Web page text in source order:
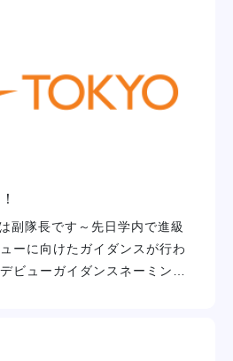
副隊長です～先日学内で進級
ーに向けたガイダンスが行わ
ビューガイダンスネーミン…